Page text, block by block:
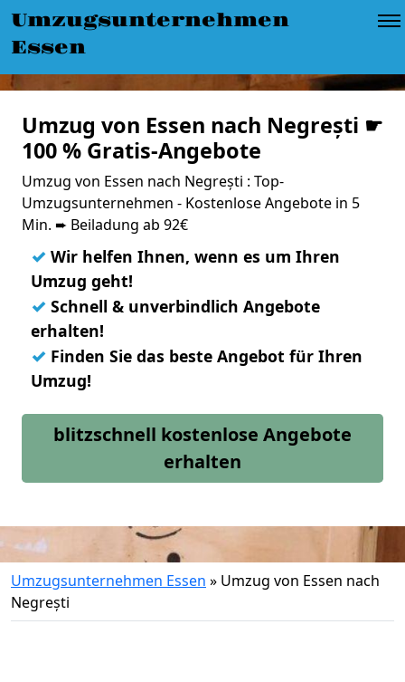
Umzugsunternehmen
Essen
Umzug von Essen nach Negrești ☛
100 % Gratis-Angebote
Umzug von Essen nach Negrești : Top-
Umzugsunternehmen - Kostenlose Angebote in 5
Min. ➨ Beiladung ab 92€
✓ Wir helfen Ihnen, wenn es um Ihren
Umzug geht!
✓ Schnell & unverbindlich Angebote
erhalten!
✓ Finden Sie das beste Angebot für Ihren
Umzug!
blitzschnell kostenlose Angebote
erhalten
Umzugsunternehmen Essen » Umzug von Essen nach
Negrești